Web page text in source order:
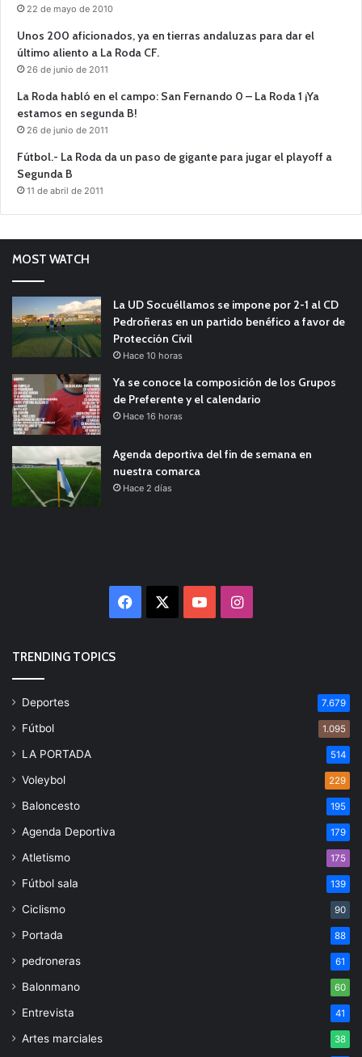
22 de mayo de 2010
Unos 200 aficionados, ya en tierras andaluzas para dar el
último aliento a La Roda CF.
26 de junio de 2011
La Roda habló en el campo: San Fernando 0 – La Roda 1 ¡Ya
estamos en segunda B!
26 de junio de 2011
Fútbol.- La Roda da un paso de gigante para jugar el playoff a
Segunda B
11 de abril de 2011
MOST WATCH
La UD Socuéllamos se impone por 2-1 al CD
Pedroñeras en un partido benéfico a favor de
Protección Civil
Hace 10 horas
Ya se conoce la composición de los Grupos
de Preferente y el calendario
Hace 16 horas
Agenda deportiva del fin de semana en
nuestra comarca
Hace 2 días
Facebook YouTubeInstagram
TRENDING TOPICS
Deportes 7.679
Fútbol 1.095
LA PORTADA 514
Voleybol 229
Baloncesto 195
Agenda Deportiva 179
Atletismo 175
Fútbol sala 139
Ciclismo 90
Portada 88
pedroneras 61
Balonmano 60
Entrevista 41
Artes marciales 38